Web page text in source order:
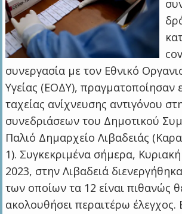
συνεργασία με τον Εθνικό
Υγείας (ΕΟΔΥ), πραγματοποίησαν
ταχείας ανίχνευσης αντιγόνου
συνεδριάσεων του Δημοτικού
Παλιό Δημαρχείο Λιβαδειάς
1). Συγκεκριμένα σήμερα,
2023, στην Λιβαδειά
των οποίων τα 12 είναι πιθανώς
ακολουθήσει περαιτέρω